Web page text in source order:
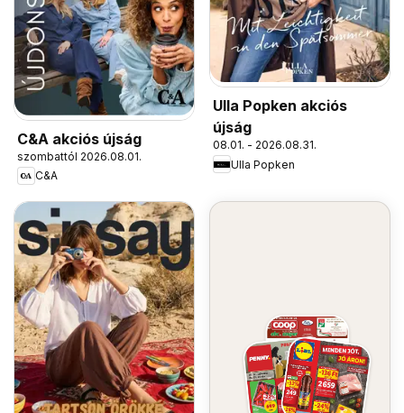
C&A akciós újság
szombattól 2026.08.01.
C&A
Ulla Popken akciós
újság
08.01. - 2026.08.31.
Ulla Popken